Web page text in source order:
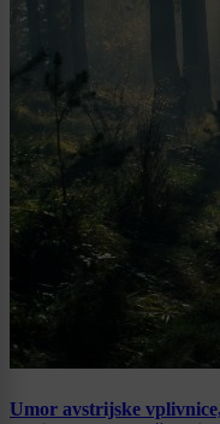
Umor avstrijske